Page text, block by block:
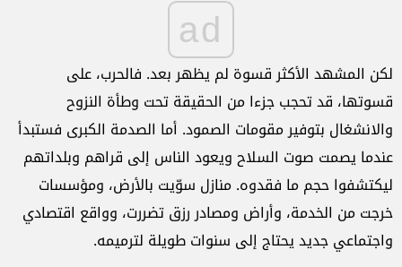
ad
لكن المشهد الأكثر قسوة لم يظهر بعد. فالحرب، على
قسوتها، قد تحجب جزءا من الحقيقة تحت وطأة النزوح
والانشغال بتوفير مقومات الصمود. أما الصدمة الكبرى فستبدأ
عندما يصمت صوت السلاح ويعود الناس إلى قراهم وبلداتهم
ليكتشفوا حجم ما فقدوه. منازل سوّيت بالأرض، ومؤسسات
خرجت من الخدمة، وأراض ومصادر رزق تضررت، وواقع اقتصادي
واجتماعي جديد يحتاج إلى سنوات طويلة لترميمه.